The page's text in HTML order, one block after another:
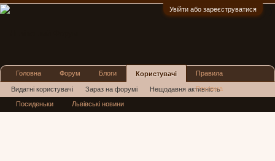
Увійти або зареєструватися
Головна Форум Блоги Користувачі
Видатні користувачі Зараз на форумі Нещодавня активність
Нові повідомлення профілю
Правила
Реклама
Посиденьки Львівські новини